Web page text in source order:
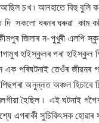
আছিল চখ ৷ আনহাতে বিহু
দি সকলো ধৰনৰ ঘৰুৱা কাম
জিলাৰ ন-পুখুৰী এলপি
হাইস্কুলৰ পৰা হাইস্কুল
পৰিঘটনাই তেওঁৰ জীৱনৰ
৷পিছপৰা অনুন্নত অঞ্চল
হৈছিল ৷ এই ঘটনাই
এগৰাকী সুচিকিৎসক